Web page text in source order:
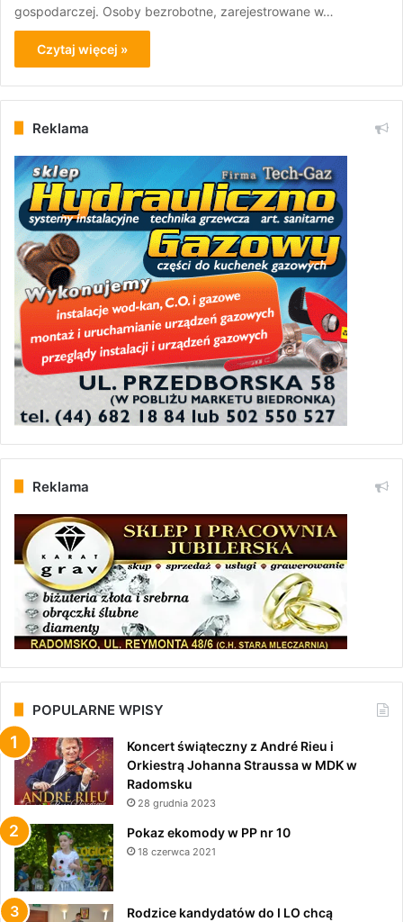
gospodarczej. Osoby bezrobotne, zarejestrowane w…
Czytaj więcej »
Reklama
Reklama
POPULARNE WPISY
Koncert świąteczny z André Rieu i
Orkiestrą Johanna Straussa w MDK w
Radomsku
28 grudnia 2023
Pokaz ekomody w PP nr 10
18 czerwca 2021
Rodzice kandydatów do I LO chcą